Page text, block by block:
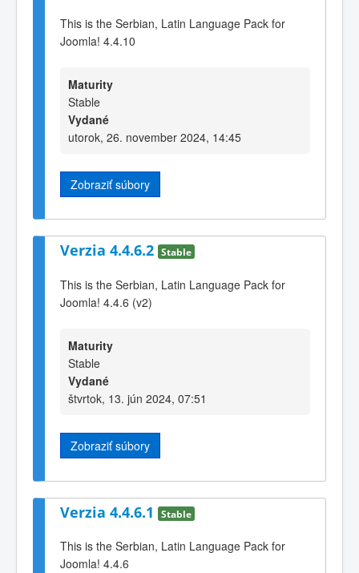
This is the Serbian, Latin Language Pack for
Joomla! 4.4.10
Maturity
Stable
Vydané
utorok, 26. november 2024, 14:45
Zobraziť súbory
Verzia 4.4.6.2 Stable
This is the Serbian, Latin Language Pack for
Joomla! 4.4.6 (v2)
Maturity
Stable
Vydané
štvrtok, 13. jún 2024, 07:51
Zobraziť súbory
Verzia 4.4.6.1 Stable
This is the Serbian, Latin Language Pack for
Joomla! 4.4.6